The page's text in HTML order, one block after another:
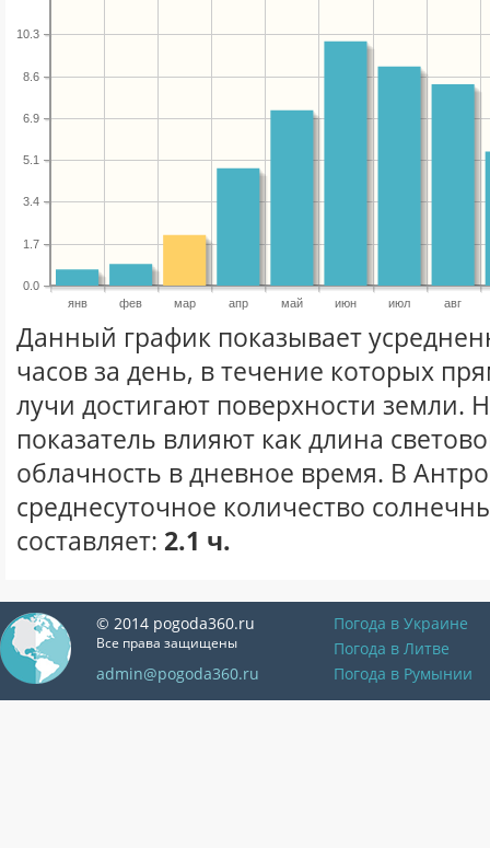
янв фев мар апр май июн июл авг
0.0
1.7
3.4
5.1
6.9
8.6
10.3
Данный график показывает
часов за день, в течение которых
лучи достигают поверхности земли.
показатель влияют как длина
облачность в дневное время. В
среднесуточное количество
составляет: 2.1 ч.
© 2014 pogoda360.ru
Все права защищены
admin@pogoda360.ru
Погода в Украине
Погода в Литве
Погода в Румынии